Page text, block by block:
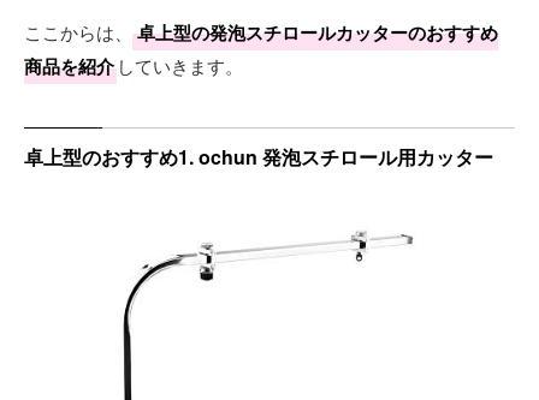
ここからは、
卓上型の発泡スチロールカッターのおすすめ
商品を紹介 していきます。
卓上型のおすすめ1. ochun 発泡スチロール用カッター